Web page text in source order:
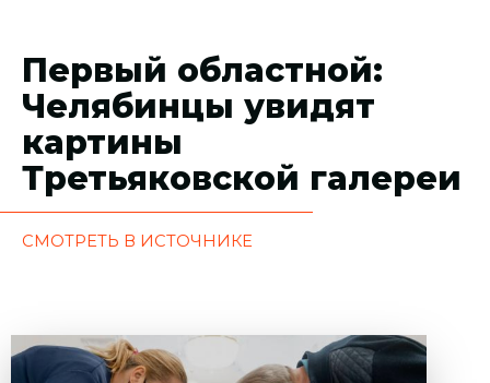
Первый областной:
Челябинцы увидят
картины
Третьяковской галереи
СМОТРЕТЬ В ИСТОЧНИКЕ